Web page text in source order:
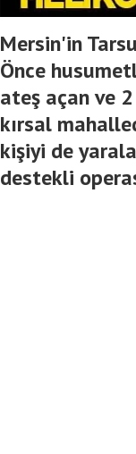
Mersin'in
Önce
ateş açan ve
kırsal
kişiyi de
destekli